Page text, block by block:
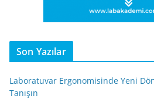
Son Yazılar
Laboratuvar Ergonomisinde Yeni
Tanışın